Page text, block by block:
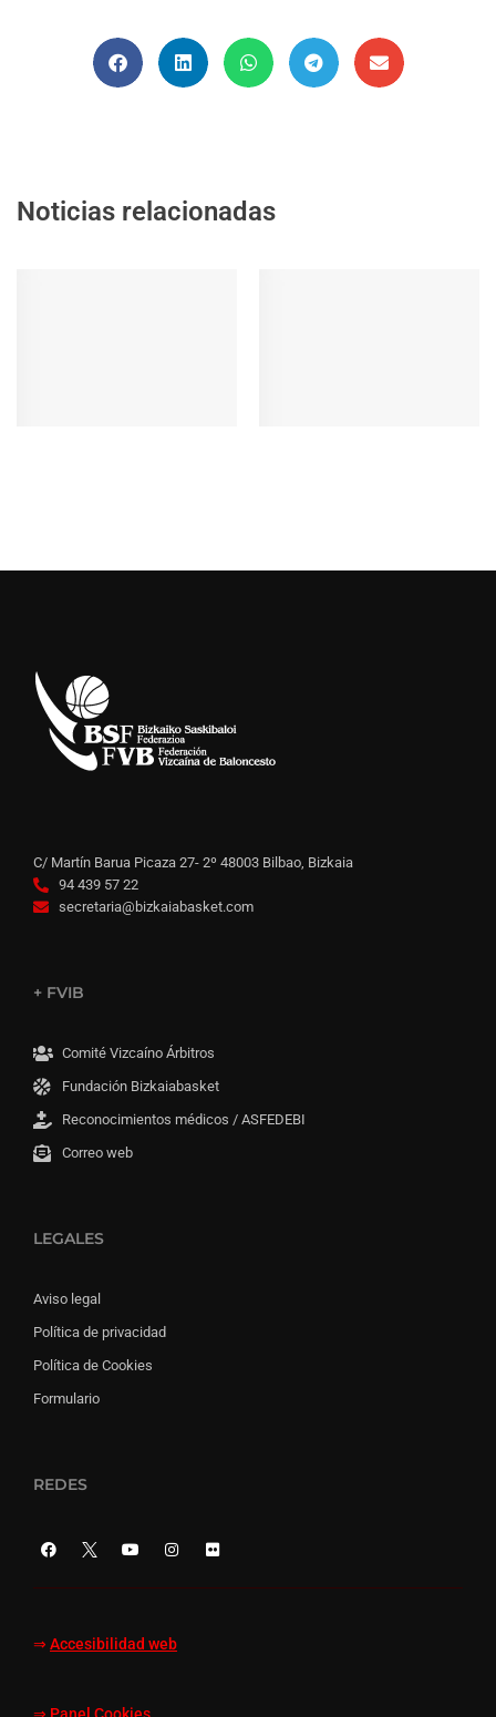
Noticias relacionadas
C/ Martín Barua Picaza 27- 2º 48003 Bilbao, Bizkaia
94 439 57 22
secretaria@bizkaiabasket.com
+ FVIB
Comité Vizcaíno Árbitros
Fundación Bizkaiabasket
Reconocimientos médicos / ASFEDEBI
Correo web
LEGALES
Aviso legal
Política de privacidad
Política de Cookies
Formulario
REDES
⇒ Accesibilidad web